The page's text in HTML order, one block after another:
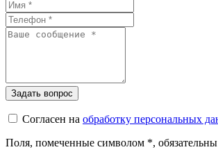
Согласен на обработку персональных
Поля, помеченные символом *,